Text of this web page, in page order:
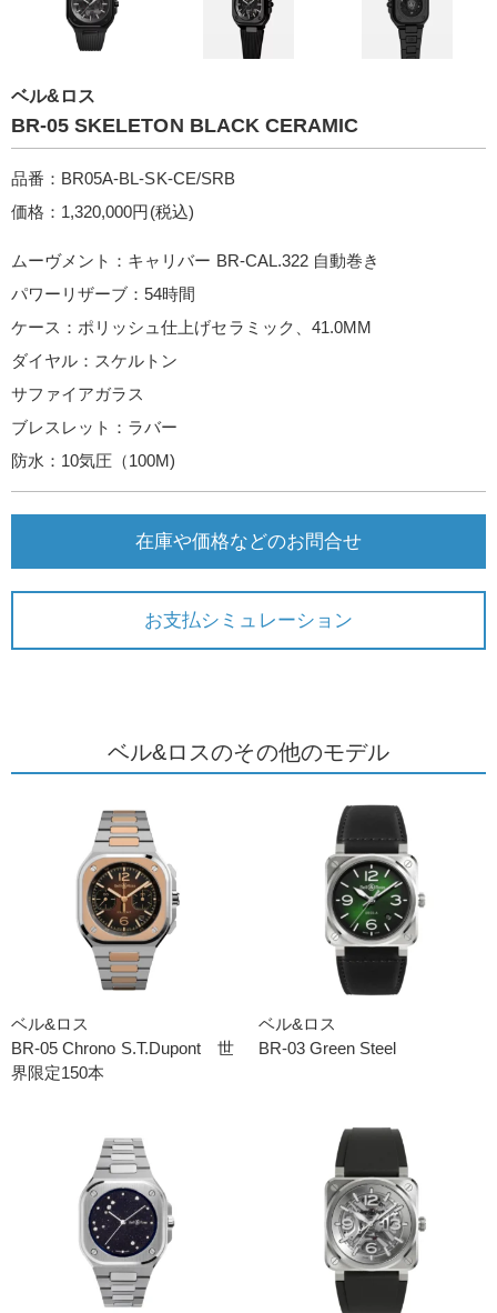
ベル&ロス
BR-05 SKELETON BLACK CERAMIC
品番：BR05A-BL-SK-CE/SRB
価格：1,320,000円(税込)
ムーヴメント：キャリバー BR-CAL.322 自動巻き
パワーリザーブ：54時間
ケース：ポリッシュ仕上げセラミック、41.0MM
ダイヤル：スケルトン
サファイアガラス
ブレスレット：ラバー
防水：10気圧（100M)
在庫や価格などのお問合せ
お支払シミュレーション
ベル&ロスのその他のモデル
ベル&ロス
BR-05 Chrono S.T.Dupont 世
界限定150本
ベル&ロス
BR-03 Green Steel